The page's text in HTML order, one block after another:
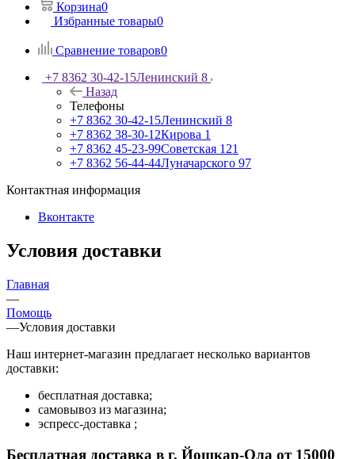
Корзина0
Избранные товары0
Сравнение товаров0
+7 8362 30-42-15Ленинский 8
Назад
Телефоны
+7 8362 30-42-15Ленинский 8
+7 8362 38-30-12Кирова 1
+7 8362 45-23-99Советская 121
+7 8362 56-44-44Луначарского 97
Контактная информация
Вконтакте
Условия доставки
Главная
—
Помощь
—Условия доставки
Наш интернет-магазин предлагает несколько вариантов
доставки:
бесплатная доставка;
самовывоз из магазина;
эспресс-доставка ;
Бесплатная доставка в г. Йошкар-Ола от 15000